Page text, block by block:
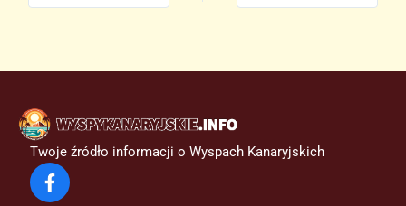
Twoje źródło informacji o Wyspach Kanaryjskich